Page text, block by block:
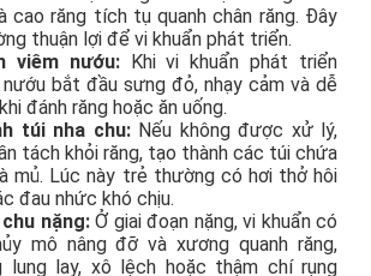
cao răng tích tụ quanh chân răng. Đây
thuận lợi để vi khuẩn phát triển.
viêm nướu: Khi vi khuẩn phát triển
nướu bắt đầu sưng đỏ, nhạy cảm và dễ
đánh răng hoặc ăn uống.
túi nha chu: Nếu không được xử lý,
tách khỏi răng, tạo thành các túi chứa
mủ. Lúc này trẻ thường có hơi thở hôi
đau nhức khó chịu.
nặng: Ở giai đoạn nặng, vi khuẩn có
mô nâng đỡ và xương quanh răng,
lung lay, xô lệch hoặc thậm chí rụng